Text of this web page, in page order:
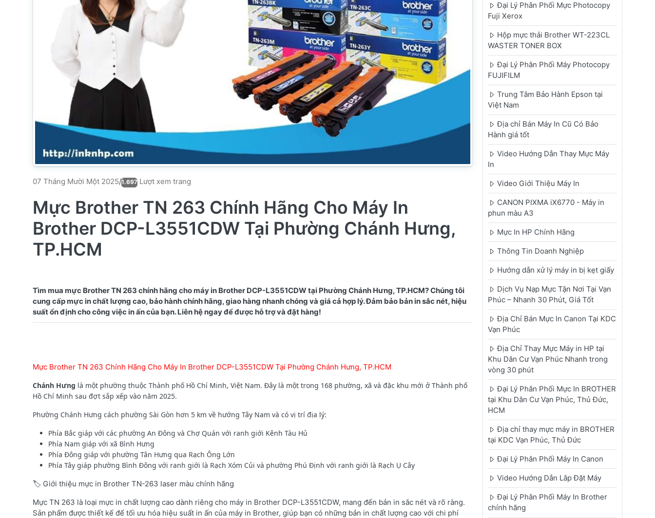
07 Tháng Mười Một 2025/1.697 Lượt xem trang
Mực Brother TN 263 Chính Hãng Cho Máy In
Brother DCP-L3551CDW Tại Phường Chánh Hưng,
TP.HCM
Tìm mua mực Brother TN 263 chính hãng cho máy in Brother DCP-L3551CDW tại Phường Chánh Hưng, TP.HCM? Chúng tôi
cung cấp mực in chất lượng cao, bảo hành chính hãng, giao hàng nhanh chóng và giá cả hợp lý. Đảm bảo bản in sắc nét, hiệu
Mực Brother TN 263 Chính Hãng Cho Máy In Brother DCP-L3551CDW Tại Phường Chánh Hưng, TP.HCM
Chánh Hưng là một phường thuộc Thành phố Hồ Chí Minh, Việt Nam. Đây là một trong 168 phường, xã và đặc khu mới ở Thành phố
Hồ Chí Minh sau đợt sắp xếp vào năm 2025.
Phường Chánh Hưng cách phường Sài Gòn hơn 5 km về hướng Tây Nam và có vị trí địa lý:
Phía Bắc giáp với các phường An Đông và Chợ Quán với ranh giới Kênh Tàu Hủ
Phía Nam giáp với xã Bình Hưng
Phía Đông giáp với phường Tân Hưng qua Rạch Ông Lớn
Phía Tây giáp phường Bình Đông với ranh giới là Rạch Xóm Củi và phường Phú Định với ranh giới là Rạch Ụ Cây
🏷️ Giới thiệu mực in Brother TN-263 laser màu chính hãng
Mực TN 263 là loại mực in chất lượng cao dành riêng cho máy in Brother DCP-L3551CDW, mang đến bản in sắc nét và rõ ràng.
Sản phẩm được thiết kế để tối ưu hóa hiệu suất in ấn của máy in Brother, giúp bạn có những bản in chất lượng cao với chi phí
Đại Lý Phân Phối Mực Photocopy
Fuji Xerox
Hộp mực thải Brother WT-223CL
WASTER TONER BOX
Đại Lý Phân Phối Máy Photocopy
FUJIFILM
Trung Tâm Bảo Hành Epson tại
Việt Nam
Địa chỉ Bán Máy In Cũ Có Bảo
Hành giá tốt
Video Hướng Dẫn Thay Mực Máy
In
Video Giới Thiệu Máy In
CANON PIXMA iX6770 - Máy in
phun màu A3
Mực In HP Chính Hãng
Thông Tin Doanh Nghiệp
Hướng dẫn xử lý máy in bị kẹt giấy
Dịch Vụ Nạp Mực Tận Nơi Tại Vạn
Phúc – Nhanh 30 Phút, Giá Tốt
Địa Chỉ Bán Mực In Canon Tại KDC
Vạn Phúc
Địa Chỉ Thay Mực Máy in HP tại
Khu Dân Cư Vạn Phúc Nhanh trong
vòng 30 phút
Đại Lý Phân Phối Mực In BROTHER
tại Khu Dân Cư Vạn Phúc, Thủ Đức,
HCM
Địa chỉ thay mực máy in BROTHER
tại KDC Vạn Phúc, Thủ Đức
Đại Lý Phân Phối Máy In Canon
Video Hướng Dẫn Lắp Đặt Máy
Đại Lý Phân Phối Máy In Brother
chính hãng